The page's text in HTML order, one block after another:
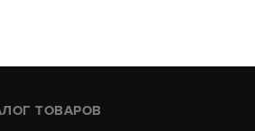
ТОВАРОВ